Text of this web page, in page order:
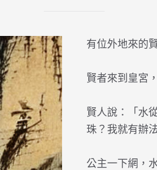
有位外地來的
賢者來到皇宮
賢人說：「水
珠？我就有辦
公主一下網，